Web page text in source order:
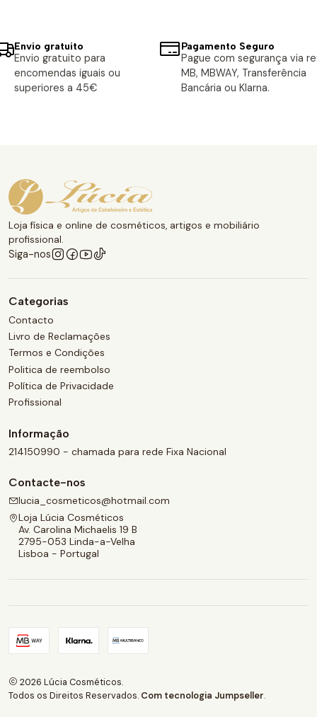
Envio gratuito
Envio gratuito para
encomendas iguais ou
superiores a 45€
Pagamento Seguro
Pague com segurança via
MB, MBWAY, Transferência
Bancária ou Klarna.
Loja física e online de cosméticos, artigos e mobiliário
profissional.
Siga-nos
Categorias
Contacto
Livro de Reclamações
Termos e Condições
Politica de reembolso
Política de Privacidade
Profissional
Informação
214150990 - chamada para rede Fixa Nacional
Contacte-nos
lucia_cosmeticos@hotmail.com
Loja Lúcia Cosméticos
Av. Carolina Michaelis 19 B
2795-053 Linda-a-Velha
Lisboa - Portugal
2026 Lúcia Cosméticos.
Todos os Direitos Reservados. Com tecnologia Jumpseller.